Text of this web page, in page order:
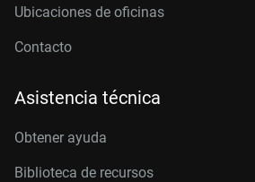
Ubicaciones de oficinas
Contacto
Asistencia técnica
Obtener ayuda
Biblioteca de recursos